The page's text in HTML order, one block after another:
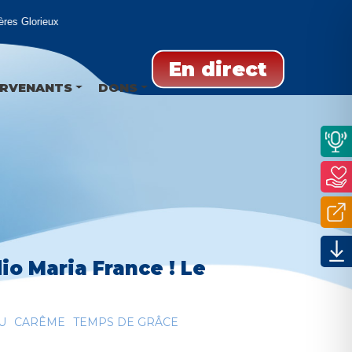
Glorieux
En direct
DONS
Maria France ! Le
CARÊME TEMPS DE GRÂCE